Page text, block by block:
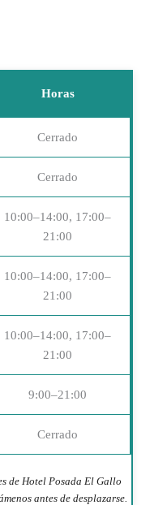
Horas
Cerrado
Cerrado
10:00–14:00, 17:00–
21:00
10:00–14:00, 17:00–
21:00
10:00–14:00, 17:00–
21:00
9:00–21:00
Cerrado
de Hotel Posada El Gallo
antes de desplazarse.